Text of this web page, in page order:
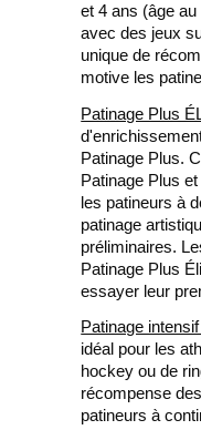
et 4 ans (âge
avec des jeux
unique de
motive les
Patinage Plus
Patinage Plus.
Patinage Plus
les patineurs à
patinage
préliminaires.
Patinage Plus
essayer leur
Patinage
idéal pour les
hockey ou de
récompense
patineurs à